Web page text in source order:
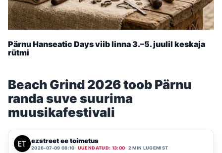
Pärnu Hanseatic Days viib linna 3.–5. juulil keskaja
rütmi
Beach Grind 2026 toob Pärnu
randa suve suurima
muusikafestivali
ezstreet ee toimetus
2026-07-09 08:10 UUENDATUD: 13:00 2 MIN LUGEMIST